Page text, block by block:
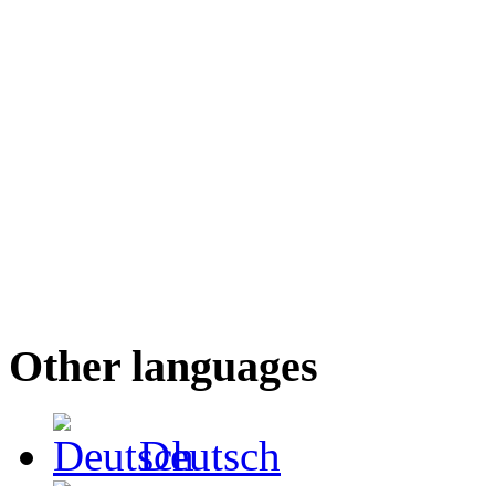
Other languages
Deutsch